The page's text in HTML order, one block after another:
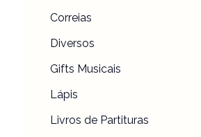
Correias
Diversos
Gifts Musicais
Lápis
Livros de Partituras